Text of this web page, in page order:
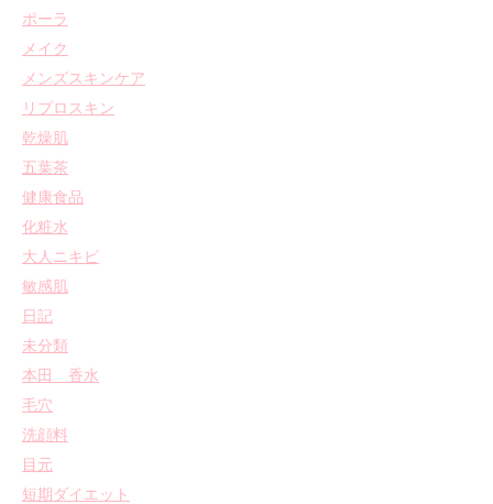
ポーラ
メイク
メンズスキンケア
リプロスキン
乾燥肌
五葉茶
健康食品
化粧水
大人ニキビ
敏感肌
日記
未分類
本田 香水
毛穴
洗顔料
目元
短期ダイエット